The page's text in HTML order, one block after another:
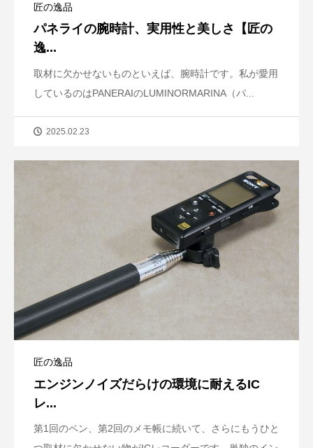
匠の逸品
パネライの腕時計、実用性と美しさ【匠の
逸...
取材に欠かせないものといえば、腕時計です。私が愛用
しているのはPANERAIのLUMINORMARINA（パ...
2025.02.23
匠の逸品
エンジンノイズだらけの環境に耐えるIC
レ...
第1回のペン、第2回のメモ帳に続いて、さらにもうひと